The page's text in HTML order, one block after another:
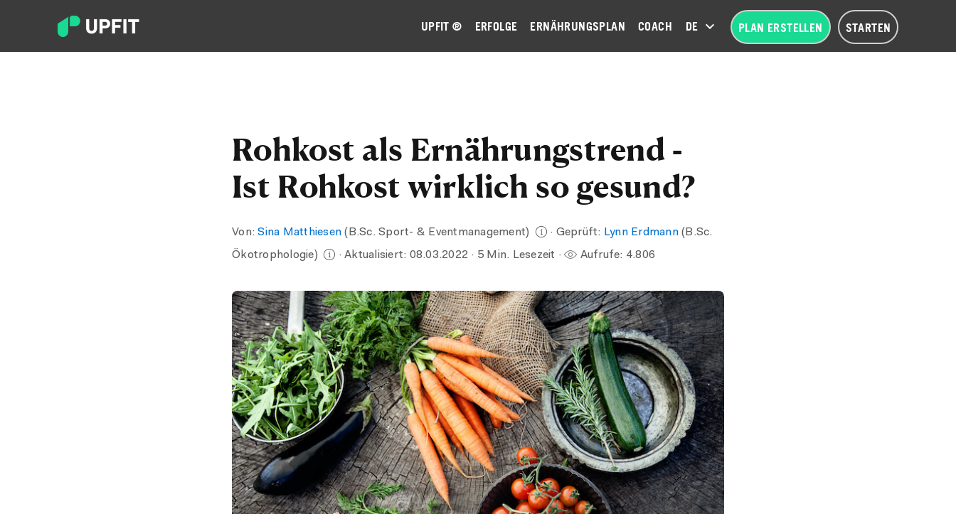
UPFIT ® ERFOLGE ERNÄHRUNGSPLAN COACH DEUTSCH (DE)PLAN ERSTELLEN STARTEN
Rohkost als Ernährungstrend -
Ist Rohkost wirklich so gesund?
Von:Sina Matthiesen (B.Sc. Sport- & Eventmanagement) · Geprüft: Lynn Erdmann(B.Sc.
Ökotrophologie)
· Aktualisiert: 08.03.2022 · 5 Min. Lesezeit · Aufrufe: 4.806